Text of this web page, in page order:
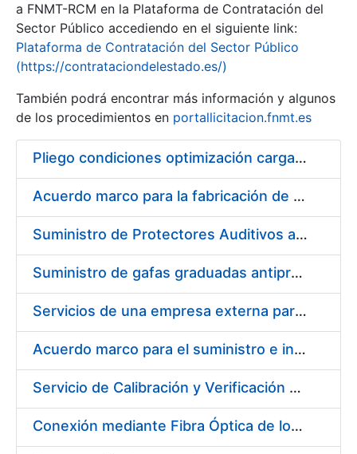
a FNMT-RCM en la Plataforma de Contratación del
Sector Público accediendo en el siguiente link:
Plataforma de Contratación del Sector Público
(https://contrataciondelestado.es/)
También podrá encontrar más información y algunos
de los procedimientos en portallicitacion.fnmt.es
Pliego condiciones optimización cargas compras firmado
Acuerdo marco para la fabricación de piezas
Suministro de Protectores Auditivos a medida para las personas trabajadoras de los Centros de Trabajo de Madrid y Burgos
Suministro de gafas graduadas antiproyecciones para los trabajadores de la FNMT-RCM en los centros de trabajo de Madrid y Burgos
Servicios de una empresa externa para el asesoramiento y resolución de los recursos de alzada que se presentan relacionados con procesos de selección para la FNMT-RCM
Acuerdo marco para el suministro e instalación de persianas, estores y otros complementos
Servicio de Calibración y Verificación Externa de los Equipos de Medición del Servicio de Prevención de la FNMT-RCM
Conexión mediante Fibra Óptica de los Centros de Proceso de Datos (CPDs) de las sedes de la FNMT-RCM de Burgos y Madrid